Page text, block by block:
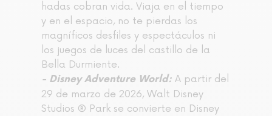
hadas cobran vida. Viaja en el tiempo
y en el espacio, no te pierdas los
magníficos desfiles y espectáculos ni
los juegos de luces del castillo de la
Bella Durmiente.
- Disney Adventure World: A partir del
29 de marzo de 2026, Walt Disney
Studios ® Park se convierte en Disney